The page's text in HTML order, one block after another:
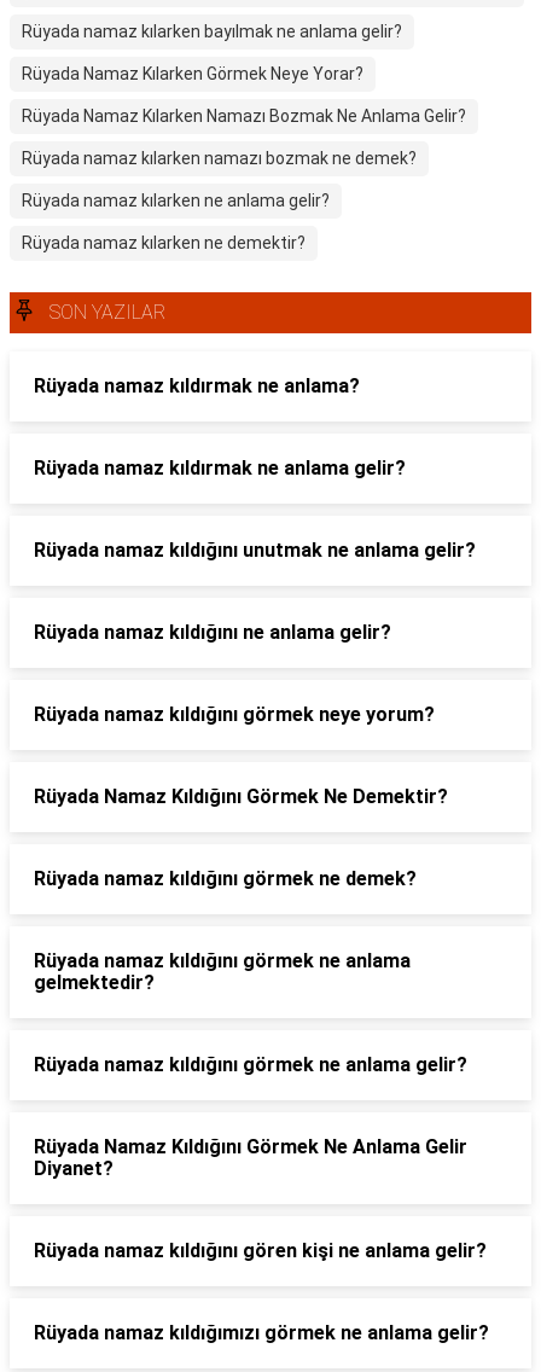
Rüyada namaz kılarken bayılmak ne anlama gelir?
Rüyada Namaz Kılarken Görmek Neye Yorar?
Rüyada Namaz Kılarken Namazı Bozmak Ne Anlama Gelir?
Rüyada namaz kılarken namazı bozmak ne demek?
Rüyada namaz kılarken ne anlama gelir?
Rüyada namaz kılarken ne demektir?
SON YAZILAR
Rüyada namaz kıldırmak ne anlama?
Rüyada namaz kıldırmak ne anlama gelir?
Rüyada namaz kıldığını unutmak ne anlama gelir?
Rüyada namaz kıldığını ne anlama gelir?
Rüyada namaz kıldığını görmek neye yorum?
Rüyada Namaz Kıldığını Görmek Ne Demektir?
Rüyada namaz kıldığını görmek ne demek?
Rüyada namaz kıldığını görmek ne anlama
gelmektedir?
Rüyada namaz kıldığını görmek ne anlama gelir?
Rüyada Namaz Kıldığını Görmek Ne Anlama Gelir
Diyanet?
Rüyada namaz kıldığını gören kişi ne anlama gelir?
Rüyada namaz kıldığımızı görmek ne anlama gelir?